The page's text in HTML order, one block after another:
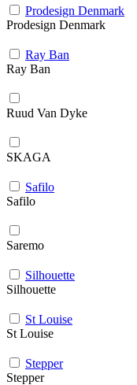
Prodesign Denmark
Prodesign Denmark
Ray Ban
Ray Ban
Ruud Van Dyke
SKAGA
Safilo
Safilo
Saremo
Silhouette
Silhouette
St Louise
St Louise
Stepper
Stepper